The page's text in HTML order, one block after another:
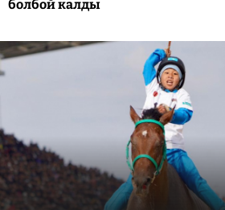
болбой калды